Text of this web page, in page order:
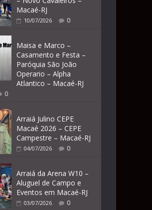
Macaé-RJ
10/07/2026 0
Maisa e Marco –
Casamento e Festa –
Paróquia São João
Operario – Alpha
Atlantico – Macaé-RJ
0
Arraiá Julino CEPE
Macaé 2026 – CEPE
Campestre – Macaé-RJ
04/07/2026 0
Arraiá da Arena W10 –
Aluguel de Campo e
Eventos em Macaé-RJ
03/07/2026 0